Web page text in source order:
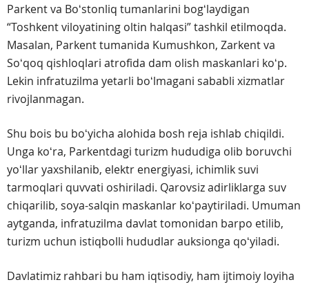
Parkent va Boʻstonliq tumanlarini bogʻlaydigan
“Toshkent viloyatining oltin halqasi” tashkil etilmoqda.
Masalan, Parkent tumanida Kumushkon, Zarkent va
Soʻqoq qishloqlari atrofida dam olish maskanlari koʻp.
Lekin infratuzilma yetarli boʻlmagani sababli xizmatlar
rivojlanmagan.
Shu bois bu boʻyicha alohida bosh reja ishlab chiqildi.
Unga koʻra, Parkentdagi turizm hududiga olib boruvchi
yoʻllar yaxshilanib, elektr energiyasi, ichimlik suvi
tarmoqlari quvvati oshiriladi. Qarovsiz adirliklarga suv
chiqarilib, soya-salqin maskanlar koʻpaytiriladi. Umuman
aytganda, infratuzilma davlat tomonidan barpo etilib,
turizm uchun istiqbolli hududlar auksionga qoʻyiladi.
Davlatimiz rahbari bu ham iqtisodiy, ham ijtimoiy loyiha